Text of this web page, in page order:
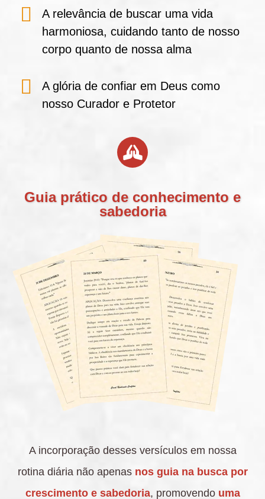
A relevância de buscar uma vida
harmoniosa, cuidando tanto de nosso
corpo quanto de nossa alma
A glória de confiar em Deus como
nosso Curador e Protetor
Guia prático de conhecimento e
sabedoria
A incorporação desses versículos em nossa
rotina diária não apenas nos guia na busca por
crescimento e sabedoria, promovendouma